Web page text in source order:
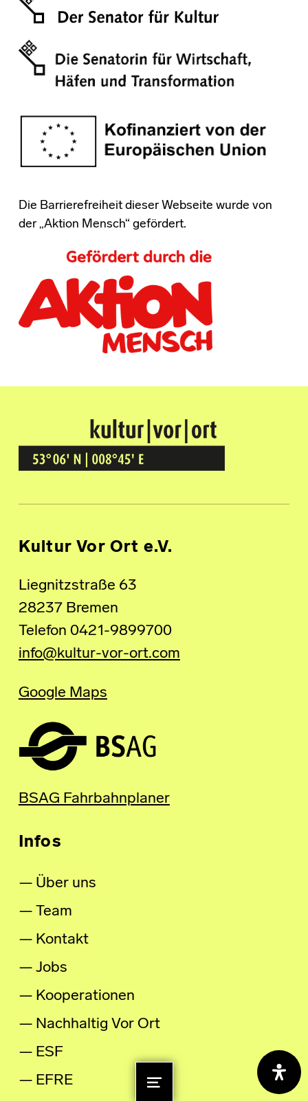
MENU
Die Barrierefreiheit dieser Webseite wurde von
der „Aktion Mensch“ gefördert.
Kultur Vor Ort
BREMEN GRÖPELINGEN
Kultur Vor Ort e.V.
Liegnitzstraße 63
28237 Bremen
Telefon 0421-9899700
info@kultur-vor-ort.com
Google Maps
BSAG Fahrbahnplaner
Infos
Über uns
Team
Kontakt
Jobs
Kooperationen
Nachhaltig Vor Ort
ESF
EFRE